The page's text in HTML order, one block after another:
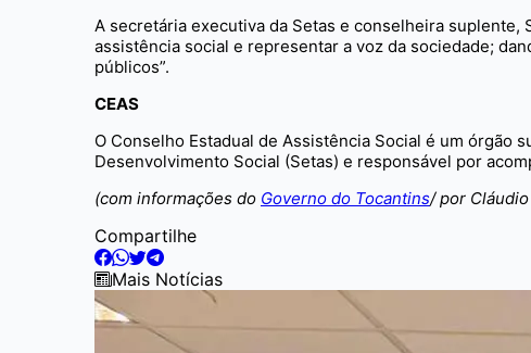
A secretária executiva da Setas e conselheira
assistência social e representar a voz da sociedade;
públicos”.
CEAS
O Conselho Estadual de Assistência Social é um órgão
Desenvolvimento Social (Setas) e responsável por
(com informações do Governo do Tocantins/ por
Compartilhe
Mais Notícias